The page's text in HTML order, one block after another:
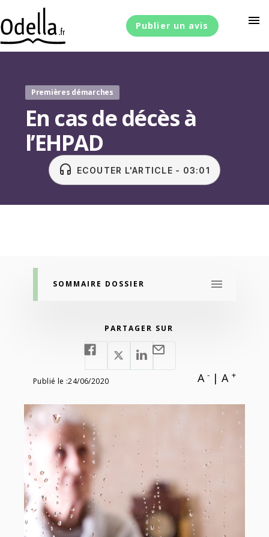
Publier un avis menu
Premières démarches
En cas de décès à
l’EHPAD
headset ECOUTER L'ARTICLE - 03:01
SOMMAIRE DOSSIER
PARTAGER SUR
Publié le :24/06/2020 A - | A +